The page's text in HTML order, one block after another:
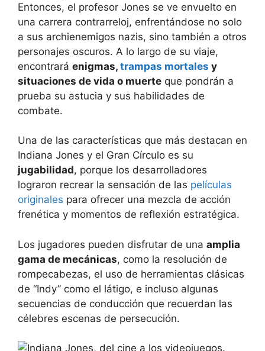
Entonces, el profesor Jones se ve envuelto en
una carrera contrarreloj, enfrentándose no solo
a sus archienemigos nazis, sino también a otros
personajes oscuros. A lo largo de su viaje,
encontrará enigmas, trampas mortales y
situaciones de vida o muerte que pondrán a
prueba su astucia y sus habilidades de
combate.
Una de las características que más destacan en
Indiana Jones y el Gran Círculo es su
jugabilidad, porque los desarrolladores
lograron recrear la sensación de las películas
originales para ofrecer una mezcla de acción
frenética y momentos de reflexión estratégica.
Los jugadores pueden disfrutar de una amplia
gama de mecánicas, como la resolución de
rompecabezas, el uso de herramientas clásicas
de “Indy” como el látigo, e incluso algunas
secuencias de conducción que recuerdan las
célebres escenas de persecución.